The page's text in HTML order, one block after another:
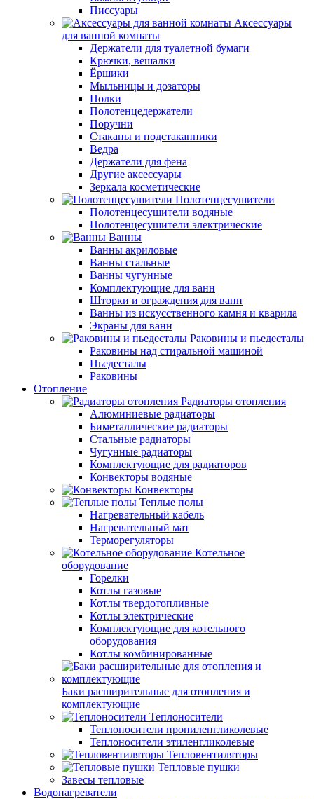
Писсуары
Аксессуары
для ванной комнаты
Держатели для туалетной бумаги
Крючки, вешалки
Ёршики
Мыльницы и дозаторы
Полки
Полотенцедержатели
Поручни
Стаканы и подстаканники
Ведра
Держатели для фена
Другие аксессуары
Зеркала косметические
Полотенцесушители
Полотенцесушители водяные
Полотенцесушители электрические
Ванны
Ванны акриловые
Ванны стальные
Ванны чугунные
Комплектующие для ванн
Шторки и ограждения для ванн
Ванны из искусственного камня и кварила
Экраны для ванн
Раковины и пьедесталы
Раковины над стиральной машиной
Пьедесталы
Раковины
Отопление
Радиаторы отопления
Алюминиевые радиаторы
Биметаллические радиаторы
Стальные радиаторы
Чугунные радиаторы
Комплектующие для радиаторов
Конвекторы водяные
Конвекторы
Теплые полы
Нагревательный кабель
Нагревательный мат
Терморегуляторы
Котельное
оборудование
Горелки
Котлы газовые
Котлы твердотопливные
Котлы электрические
Комплектующие для котельного
оборудования
Котлы комбинированные
Баки расширительные для отопления и
комплектующие
Теплоносители
Теплоносители пропиленгликолевые
Теплоносители этиленгликолевые
Тепловентиляторы
Тепловые пушки
Завесы тепловые
Водонагреватели